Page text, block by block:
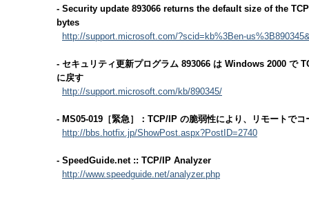
- Security update 893066 returns the default size of the
bytes
http://support.microsoft.com/?scid=kb%3Ben-
- セキュリティ更新プログラム 893066 は Windows 2000 で
に戻す
http://support.microsoft.com/kb/890345/
- MS05-019［緊急］：TCP/IP の脆弱性により、リモートで
http://bbs.hotfix.jp/ShowPost.aspx?PostID=2740
- SpeedGuide.net :: TCP/IP Analyzer
http://www.speedguide.net/analyzer.php